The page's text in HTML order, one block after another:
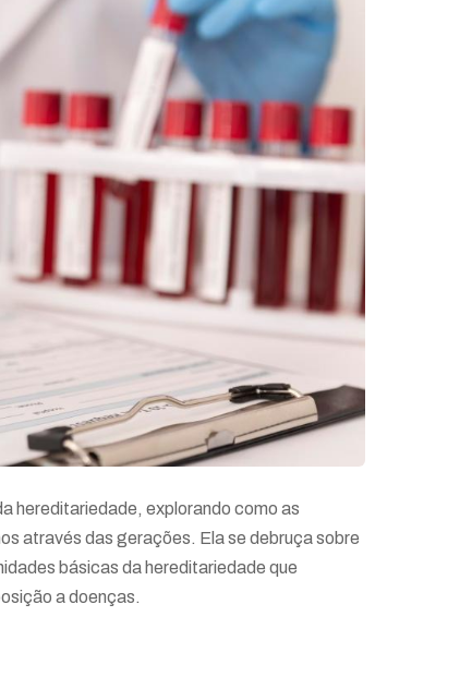
hereditariedade, explorando como as
através das gerações. Ela se debruça sobre
básicas da hereditariedade que
a doenças.